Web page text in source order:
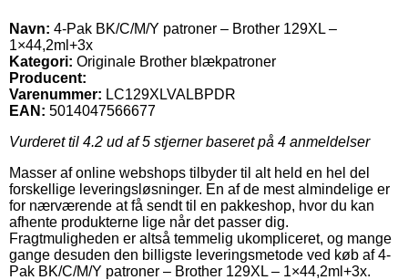
Navn: 4-Pak BK/C/M/Y patroner – Brother 129XL –
1×44,2ml+3x
Kategori: Originale Brother blækpatroner
Producent:
Varenummer: LC129XLVALBPDR
EAN: 5014047566677
Vurderet til 4.2 ud af 5 stjerner baseret på 4 anmeldelser
Masser af online webshops tilbyder til alt held en hel del
forskellige leveringsløsninger. En af de mest almindelige er
for nærværende at få sendt til en pakkeshop, hvor du kan
afhente produkterne lige når det passer dig.
Fragtmuligheden er altså temmelig ukompliceret, og mange
gange desuden den billigste leveringsmetode ved køb af 4-
Pak BK/C/M/Y patroner – Brother 129XL – 1×44,2ml+3x.